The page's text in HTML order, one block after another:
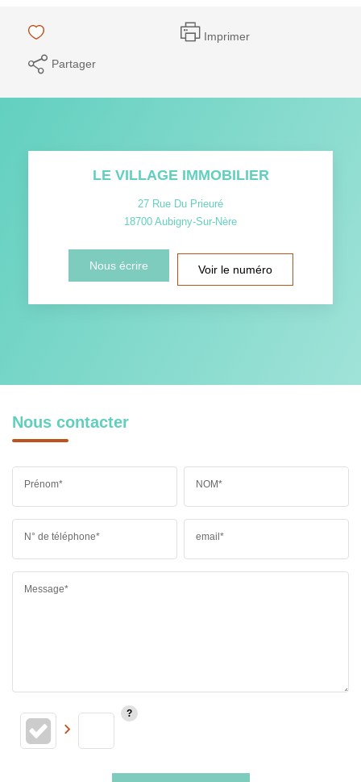
Imprimer
Partager
LE VILLAGE IMMOBILIER
27 Rue Du Prieuré
18700 Aubigny-Sur-Nère
Nous écrire Voir le numéro
Nous contacter
Prénom* NOM*
N° de téléphone* email*
Message*